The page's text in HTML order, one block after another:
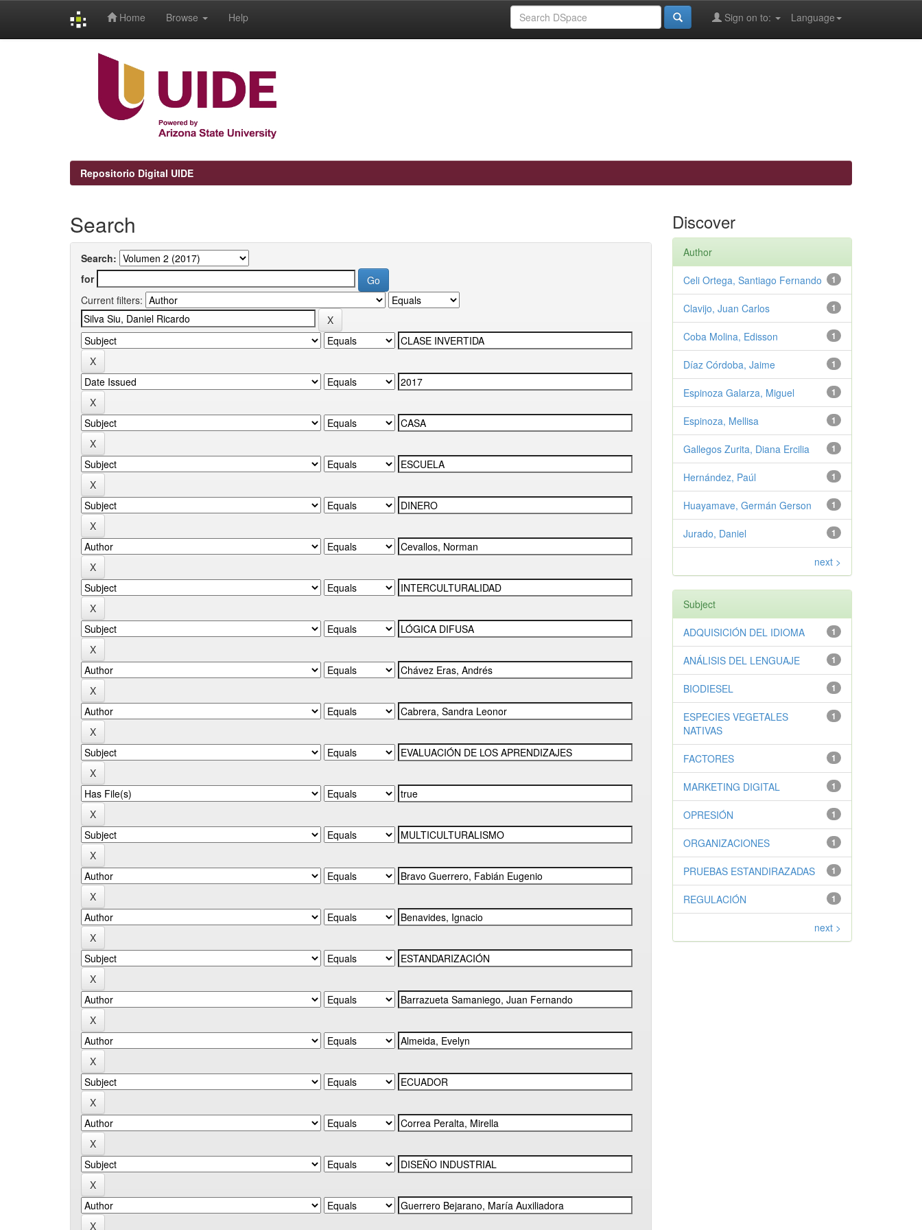
Home Browse Help Language
Sign on to:
Repositorio Digital UIDE
Search
Search:
for
Current filters:
Discover
Author
1
Celi Ortega, Santiago Fernando
1
Clavijo, Juan Carlos
1
Coba Molina, Edisson
1
Díaz Córdoba, Jaime
1
Espinoza Galarza, Miguel
1
Espinoza, Mellisa
1
Gallegos Zurita, Diana Ercilia
1
Hernández, Paúl
1
Huayamave, Germán Gerson
1
Jurado, Daniel
next >
Subject
1
ADQUISICIÓN DEL IDIOMA
1
ANÁLISIS DEL LENGUAJE
1
BIODIESEL
1
ESPECIES VEGETALES
NATIVAS
1
FACTORES
1
MARKETING DIGITAL
1
OPRESIÓN
1
ORGANIZACIONES
1
PRUEBAS ESTANDIRAZADAS
1
REGULACIÓN
next >